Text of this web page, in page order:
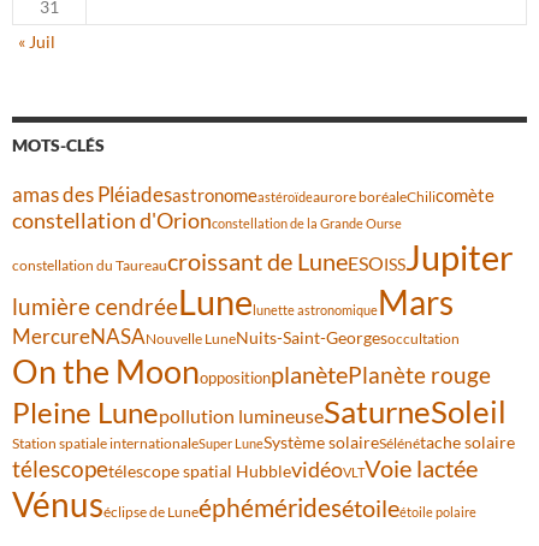
31
« Juil
MOTS-CLÉS
amas des Pléiadesastronomeastéroïdeaurore boréaleChilicomète
constellation d'Orionconstellation de la Grande Ourse
constellation du Taureaucroissant de LuneESOISSJupiter
lumière cendréeLune lunette astronomiqueMars
MercureNASANouvelle LuneNuits-Saint-Georgesoccultation
On the MoonoppositionplanètePlanète rouge
Pleine Lunepollution lumineuseSaturneSoleil
Station spatiale internationaleSuper LuneSystème solaireSélénétache solaire
télescopetélescope spatial HubblevidéoVLTVoie lactée
Vénuséclipse de Luneéphéméridesétoileétoile polaire